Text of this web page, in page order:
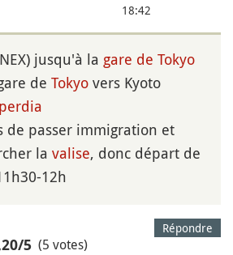
18:42
jusqu'à la gare de Tokyo
de Tokyo vers Kyoto
de passer immigration et
la valise, donc départ de
12h
Répondre
/5 (5 votes)